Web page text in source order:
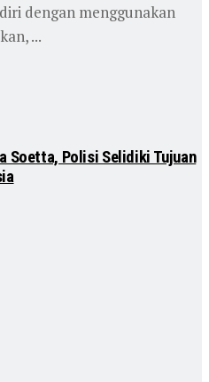
dengan menggunakan
...
Soetta, Polisi Selidiki Tujuan